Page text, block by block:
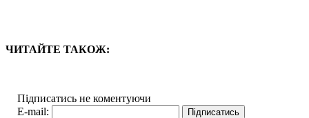
ЧИТАЙТЕ ТАКОЖ:
Підписатись не коментуючи
E-mail: